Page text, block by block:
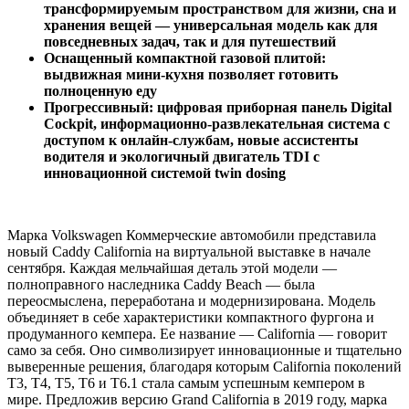
трансформируемым пространством для жизни, сна и
хранения вещей — универсальная модель как для
повседневных задач, так и для путешествий
Оснащенный компактной газовой плитой:
выдвижная мини-кухня позволяет готовить
полноценную еду
Прогрессивный: цифровая приборная панель Digital
Cockpit, информационно-развлекательная система с
доступом к онлайн-службам, новые ассистенты
водителя и экологичный двигатель TDI с
инновационной системой twin dosing
Марка Volkswagen Коммерческие автомобили представила
новый Caddy California на виртуальной выставке в начале
сентября. Каждая мельчайшая деталь этой модели —
полноправного наследника Caddy Beach — была
переосмыслена, переработана и модернизирована. Модель
объединяет в себе характеристики компактного фургона и
продуманного кемпера. Ее название — California — говорит
само за себя. Оно символизирует инновационные и тщательно
выверенные решения, благодаря которым California поколений
T3, T4, T5, T6 и T6.1 стала самым успешным кемпером в
мире. Предложив версию Grand California в 2019 году, марка